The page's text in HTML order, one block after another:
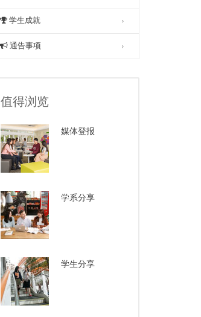
学生成就
通告事项
值得浏览
媒体登报
学系分享
学生分享